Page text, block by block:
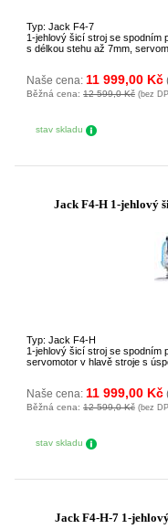
Typ: Jack F4-7
1-jehlový šicí stroj se spodním
s délkou stehu až 7mm,
Naše cena: 11 999,00 Kč
Běžná cena: 12 599,0 Kč (bez
stav skladu
Jack F4-H 1-jehlový
Typ: Jack F4-H
1-jehlový šicí stroj se spodním
servomotor v hlavě stroje s
Naše cena: 11 999,00 Kč
Běžná cena: 12 599,0 Kč (bez
stav skladu
Jack F4-H-7 1-